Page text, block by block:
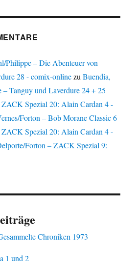
Philippe – Die Abenteuer von
28 - comix-onlinezuBuendia,
Tanguy und Laverdure 24 + 25
Spezial 20: Alain Cardan 4 -
Forton – Bob Morane Classic 6
Spezial 20: Alain Cardan 4 -
Forton – ZACK Spezial 9:
Chroniken 1973
1 und 2